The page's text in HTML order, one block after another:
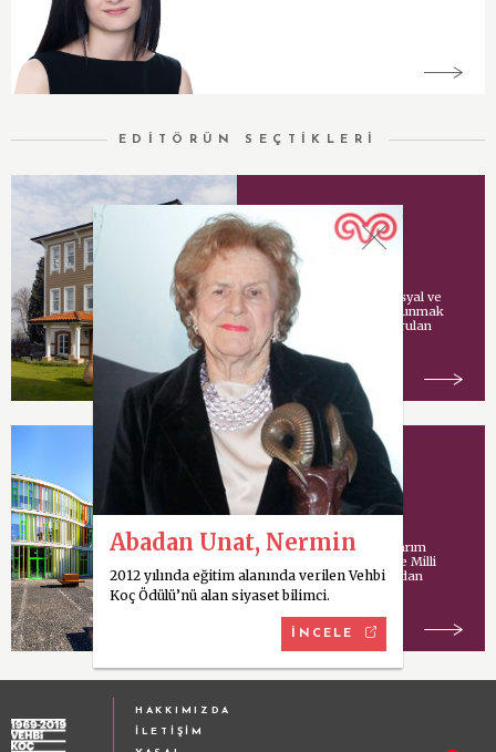
EDİTÖRÜN SEÇTİKLERİ
Vehbi Koç Vakfı
Vehbi Koç tarafından sosyal ve
kültürel hizmetlerde bulunmak
amacıyla İstanbul’da kurulan
vakıf.
Koç Model Okulu
Uluslararası mimari tasarım
şirketi Cannon Design ve Milli
Eğitim Bakanlığı tarafından
ortaklaşa yürütülen
Abadan Unat, Nermin
2012 yılında eğitim alanında verilen Vehbi
Koç Ödülü’nü alan siyaset bilimci.
İNCELE
HAKKIMIZDA
İLETİŞİM